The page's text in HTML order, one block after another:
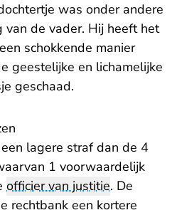
was onder andere
van de vader. Hij heeft het
schokkende manier
geestelijke en lichamelijke
geschaad.
lagere straf dan de 4
1 voorwaardelijk
officier van justitie. De
rechtbank een kortere